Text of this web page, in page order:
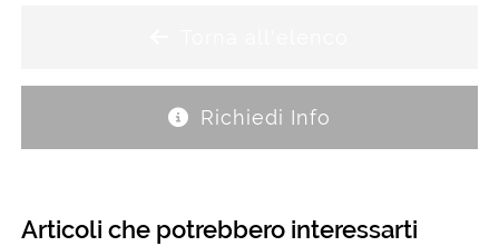
Richiedi Info
Articoli che potrebbero interessarti